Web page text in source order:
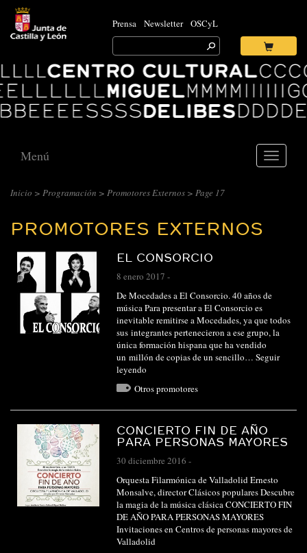
Prensa Newsletter OSCyL
Search
for:
Ok
Centro
Cultural
Miguel
Delibes
Toggle
Menú
CENTRO
MIGUEL
DELIBES
::
ARCHIVO
Inicio > Programación > Promotores Externos > Page 17
PROMOTORES EXTERNOS
EL CONSORCIO
8 enero 2017 -
De Mocedades a El Consorcio. 40 años de
música Para presentar a El Consorcio es
inevitable remitirse a Mocedades, ya que todos
sus integrantes pertenecieron a ese grupo, la
única formación hispana que ha vendido
un millón de copias de un sencillo… Seguir
leyendo
Otros promotores
CONCIERTO FIN DE AÑO
PARA PERSONAS MAYORES
30 diciembre 2016 -
Orquesta Filarmónica de Valladolid Ernesto
Monsalve, director Clásicos populares Descubre
la magia de la música clásica CONCIERTO FIN
DE AÑO PARA PERSONAS MAYORES
Invitaciones en Centros de personas mayores de
Valladolid